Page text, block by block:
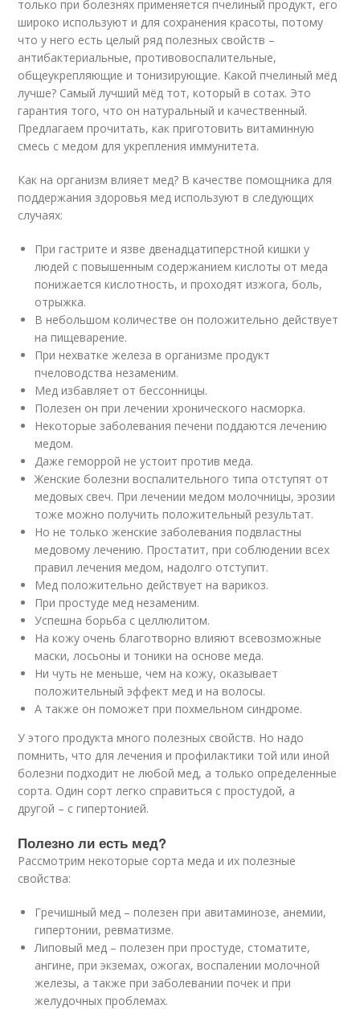
только при болезнях применяется пчелиный продукт, его
широко используют и для сохранения красоты, потому
что у него есть целый ряд полезных свойств –
антибактериальные, противовоспалительные,
общеукрепляющие и тонизирующие. Какой пчелиный мёд
лучше? Самый лучший мёд тот, который в сотах. Это
гарантия того, что он натуральный и качественный.
Предлагаем прочитать, как приготовить витаминную
смесь с медом для укрепления иммунитета.
Как на организм влияет мед? В качестве помощника для
поддержания здоровья мед используют в следующих
случаях:
При гастрите и язве двенадцатиперстной кишки у
людей с повышенным содержанием кислоты от меда
понижается кислотность, и проходят изжога, боль,
отрыжка.
В небольшом количестве он положительно действует
на пищеварение.
При нехватке железа в организме продукт
пчеловодства незаменим.
Мед избавляет от бессонницы.
Полезен он при лечении хронического насморка.
Некоторые заболевания печени поддаются лечению
медом.
Даже геморрой не устоит против меда.
Женские болезни воспалительного типа отступят от
медовых свеч. При лечении медом молочницы, эрозии
тоже можно получить положительный результат.
Но не только женские заболевания подвластны
медовому лечению. Простатит, при соблюдении всех
правил лечения медом, надолго отступит.
Мед положительно действует на варикоз.
При простуде мед незаменим.
Успешна борьба с целлюлитом.
На кожу очень благотворно влияют всевозможные
маски, лосьоны и тоники на основе меда.
Ни чуть не меньше, чем на кожу, оказывает
положительный эффект мед и на волосы.
А также он поможет при похмельном синдроме.
У этого продукта много полезных свойств. Но надо
помнить, что для лечения и профилактики той или иной
болезни подходит не любой мед, а только определенные
сорта. Один сорт легко справиться с простудой, а
другой – с гипертонией.
Полезно ли есть мед?
Рассмотрим некоторые сорта меда и их полезные
свойства:
Гречишный мед – полезен при авитаминозе, анемии,
гипертонии, ревматизме.
Липовый мед – полезен при простуде, стоматите,
ангине, при экземах, ожогах, воспалении молочной
железы, а также при заболевании почек и при
желудочных проблемах.